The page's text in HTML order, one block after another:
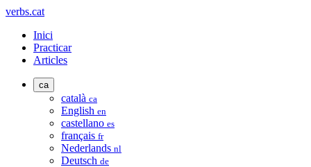
verbs.cat
Inici
Practicar
Articles
ca
català ca
English en
castellano es
français fr
Nederlands nl
Deutsch de